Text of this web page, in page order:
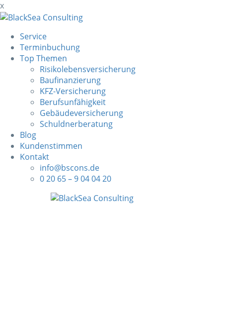
x
Service
Terminbuchung
Top Themen
Risikolebensversicherung
Baufinanzierung
KFZ-Versicherung
Berufsunfähigkeit
Gebäudeversicherung
Schuldnerberatung
Blog
Kundenstimmen
Kontakt
info@bscons.de
0 20 65 – 9 04 04 20